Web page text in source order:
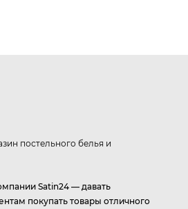
постельного белья и
Satin24 — давать
покупать товары отличного